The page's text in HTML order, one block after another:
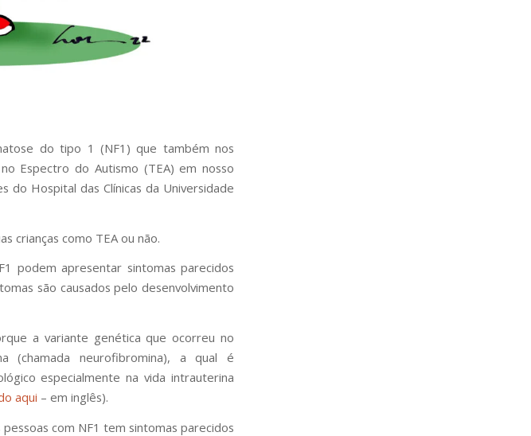
do tipo 1 (NF1) que também nos
Espectro do Autismo (TEA) em nosso
do Hospital das Clínicas da Universidade
crianças como TEA ou não.
podem apresentar sintomas parecidos
são causados pelo desenvolvimento
a variante genética que ocorreu no
(chamada neurofibromina), a qual é
especialmente na vida intrauterina
aqui – em inglês).
com NF1 tem sintomas parecidos